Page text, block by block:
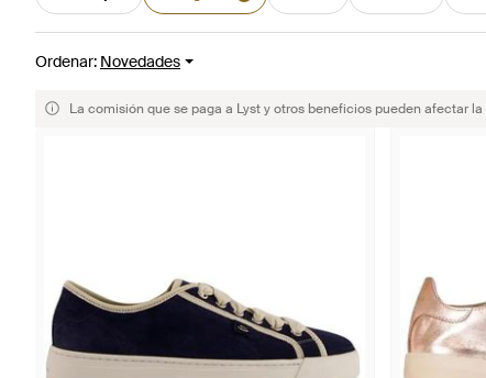
Ordenar: Novedades
La comisión que se paga a Lyst y otros beneficios pueden afectar